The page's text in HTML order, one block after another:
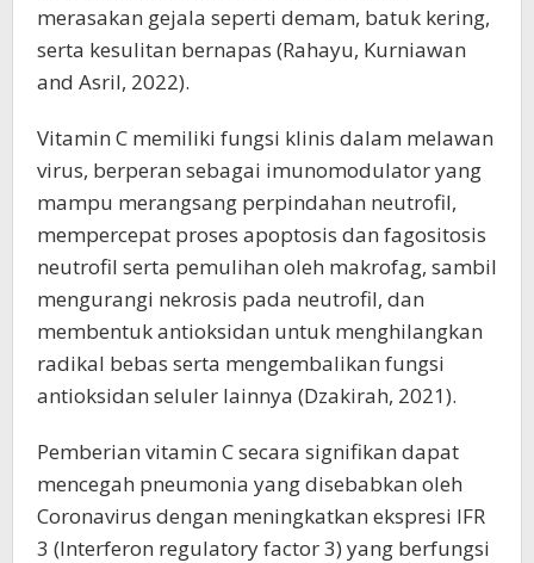
merasakan gejala seperti demam, batuk kering,
serta kesulitan bernapas (Rahayu, Kurniawan
and Asril, 2022).
Vitamin C memiliki fungsi klinis dalam melawan
virus, berperan sebagai imunomodulator yang
mampu merangsang perpindahan neutrofil,
mempercepat proses apoptosis dan fagositosis
neutrofil serta pemulihan oleh makrofag, sambil
mengurangi nekrosis pada neutrofil, dan
membentuk antioksidan untuk menghilangkan
radikal bebas serta mengembalikan fungsi
antioksidan seluler lainnya (Dzakirah, 2021).
Pemberian vitamin C secara signifikan dapat
mencegah pneumonia yang disebabkan oleh
Coronavirus dengan meningkatkan ekspresi IFR
3 (Interferon regulatory factor 3) yang berfungsi